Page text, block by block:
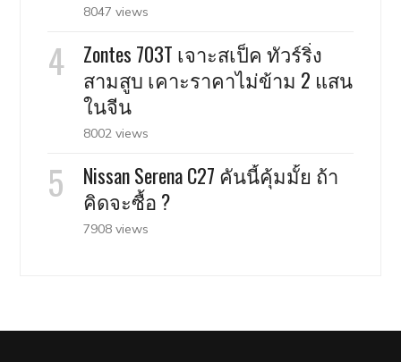
8047 views
Zontes 703T เจาะสเป็ค ทัวร์ริ่ง
สามสูบ เคาะราคาไม่ข้าม 2 แสน
ในจีน
8002 views
Nissan Serena C27 คันนี้คุ้มมั้ย ถ้า
คิดจะซื้อ ?
7908 views